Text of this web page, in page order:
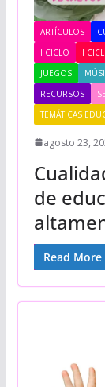
ARTÍCULOS
I CICLO
I
JUEGOS
RECURSOS
TEMÁTICAS
agosto 23,
de
Read More